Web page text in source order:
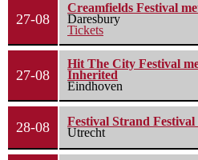
27-08
Creamfields Festival
Daresbury
Tickets
27-08
Hit The City Festival
Inherited
Eindhoven
28-08
Festival Strand
Utrecht